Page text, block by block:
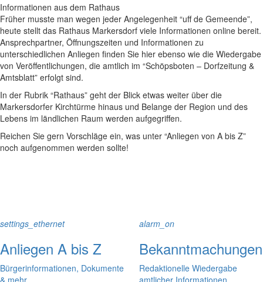
Informationen aus dem Rathaus
Früher musste man wegen jeder Angelegenheit “uff de Gemeende”,
heute stellt das Rathaus Markersdorf viele Informationen online bereit.
Ansprechpartner, Öffnungszeiten und Informationen zu
unterschiedlichen Anliegen finden Sie hier ebenso wie die Wiedergabe
von Veröffentlichungen, die amtlich im “Schöpsboten – Dorfzeitung &
Amtsblatt” erfolgt sind.
In der Rubrik “Rathaus” geht der Blick etwas weiter über die
Markersdorfer Kirchtürme hinaus und Belange der Region und des
Lebens im ländlichen Raum werden aufgegriffen.
Reichen Sie gern Vorschläge ein, was unter “Anliegen von A bis Z”
noch aufgenommen werden sollte!
settings_ethernet
Anliegen A bis Z
Bürgerinformationen, Dokumente
alarm_on
Bekanntmachungen
Redaktionelle Wiedergabe